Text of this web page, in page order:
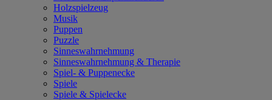
Holzspielzeug
Musik
Puppen
Puzzle
Sinneswahrnehmung
Sinneswahrnehmung & Therapie
Spiel- & Puppenecke
Spiele
Spiele & Spielecke